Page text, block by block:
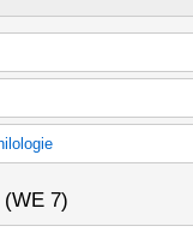
PO gültig ab WS 11/12)
PO gültig ab WS 15/16)
gültig ab WS 11/12)
gültig ab WS 15/16)
gültig ab WS 15/16)
(WE 7)